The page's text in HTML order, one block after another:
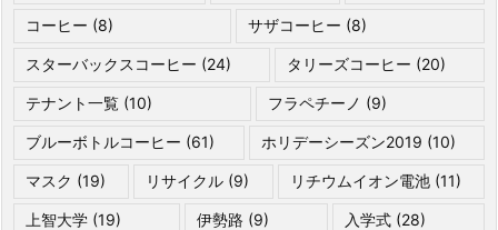
コーヒー (8) サザコーヒー (8)
スターバックスコーヒー (24) タリーズコーヒー (20)
テナント一覧 (10) フラペチーノ (9)
ブルーボトルコーヒー (61) ホリデーシーズン2019 (10)
マスク (19) リサイクル (9) リチウムイオン電池(11)
上智大学 (19) 伊勢路 (9) 入学式 (28)